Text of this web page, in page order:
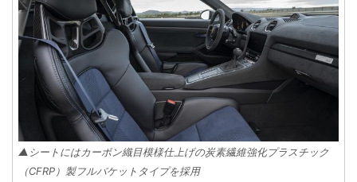
▲シートにはカーボン織目模様仕上げの炭素繊維強化プラスチック
（CFRP）製フルバケットタイプを採用